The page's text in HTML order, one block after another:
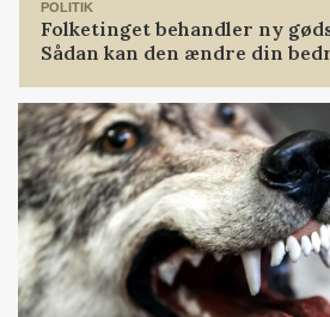
POLITIK
Folketinget behandler ny
Sådan kan den ændre din